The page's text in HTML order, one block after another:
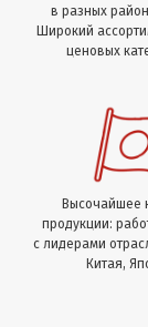
в разных
Широкий
ценовых
Высочайшее
продукции:
с лидерами
Китая,